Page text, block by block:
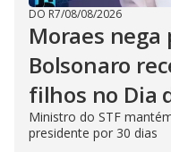
DO R7/08/08/2026
Moraes
Bolsonaro
filhos no Dia
Ministro do STF
presidente por 30 dias